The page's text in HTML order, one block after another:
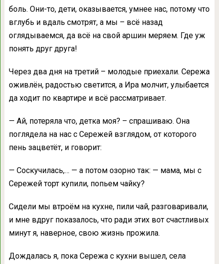
боль. Они-то, дети, оказывается, умнее нас, потому что
вглубь и вдаль смотрят, а мы – всё назад
оглядываемся, да всё на свой аршин меряем. Где уж
понять друг друга!
Через два дня на третий – молодые приехали. Сережа
оживлён, радостью светится, а Ира молчит, улыбается
да ходит по квартире и всё рассматривает.
— Ай, потеряла что, детка моя? – спрашиваю. Она
поглядела на нас с Сережей взглядом, от которого
пень зацветёт, и говорит:
— Соскучилась,… — а потом озорно так: — мама, мы с
Сережей торт купили, попьем чайку?
Сидели мы втроём на кухне, пили чай, разговаривали,
и мне вдруг показалось, что ради этих вот счастливых
минут я, наверное, свою жизнь прожила.
Дождалась я, пока Сережа с кухни вышел, села